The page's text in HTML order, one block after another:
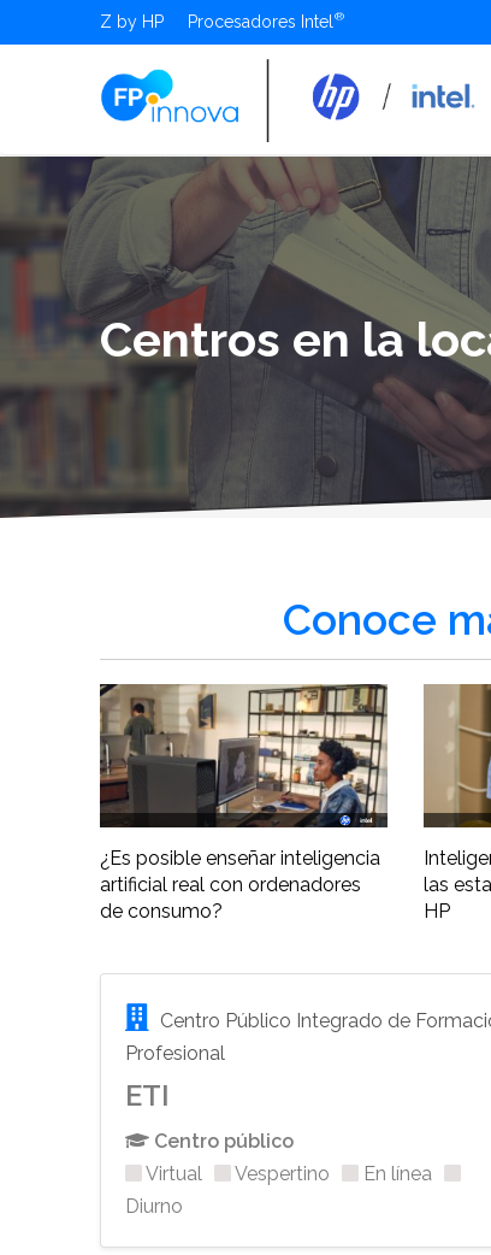
Z by HP Procesadores Intel
Centros en la
Conoce
¿Es posible enseñar inteligencia
artificial real con ordenadores
de consumo?
las
HP
Centro Público Integrado de
Profesional
ETI
Centro público
Virtual
Vespertino
En línea
Diurno